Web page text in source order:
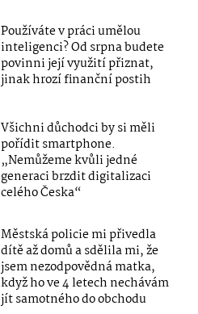
Používáte v práci umělou
inteligenci? Od srpna budete
povinni její využití přiznat,
jinak hrozí finanční postih
Všichni důchodci by si měli
pořídit smartphone.
„Nemůžeme kvůli jedné
generaci brzdit digitalizaci
celého Česka“
Městská policie mi přivedla
dítě až domů a sdělila mi, že
jsem nezodpovědná matka,
když ho ve 4 letech nechávám
jít samotného do obchodu